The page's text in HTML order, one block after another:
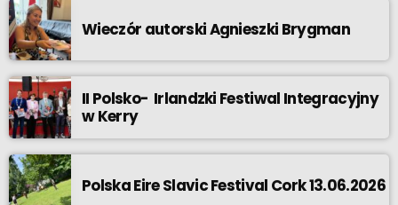
Wieczór autorski Agnieszki Brygman
II Polsko- Irlandzki Festiwal Integracyjny
w Kerry
Polska Eire Slavic Festival Cork 13.06.2026